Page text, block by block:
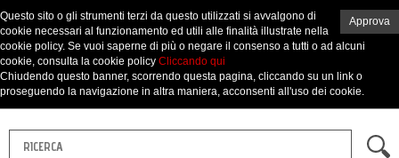
Approva
Questo sito o gli strumenti terzi da questo utilizzati si avvalgono di
cookie necessari al funzionamento ed utili alle finalità illustrate nella
cookie policy. Se vuoi saperne di più o negare il consenso a tutti o ad alcuni
cookie, consulta la cookie policy Cliccando qui
Chiudendo questo banner, scorrendo questa pagina, cliccando su un link o
proseguendo la navigazione in altra maniera, acconsenti all'uso dei cookie.